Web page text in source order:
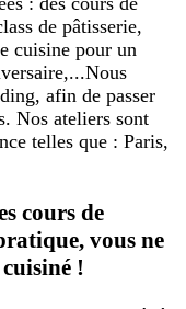
de pâtisserie,
cuisine pour un
afin de passer
Nos ateliers sont
telles que : Paris,
cours de
vous ne
!